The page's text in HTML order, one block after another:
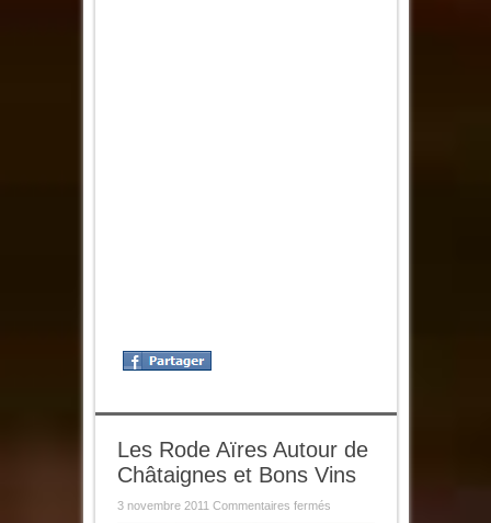
Les Rode Aïres Autour de
Châtaignes et Bons Vins
3 novembre 2011 Commentaires ferméssur